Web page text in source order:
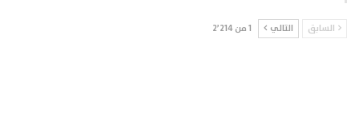
السابق التالي 1 من 2٬214